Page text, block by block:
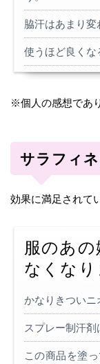
脇汗はあまり変
使うほど良くな
※個人の感想であ
サラフィ
効果に満足されて
服のあ
なくなり
かなりきついニ
スプレー制汗剤
この商品を塗